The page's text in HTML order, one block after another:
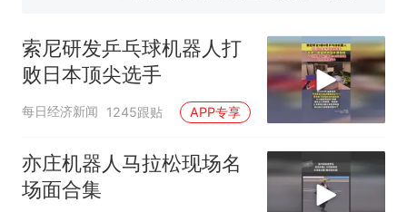
官方通报
热 那个在床头放菜刀的女孩，
因老师一句“跟我回家”改写了
人生
索尼研发乒乓球机器人打
败日本顶尖选手
每日经济新闻 1245跟贴 APP专享
亦庄机器人马拉松现场名
场面合集